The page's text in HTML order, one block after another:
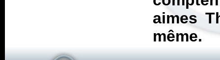
aimes
même.